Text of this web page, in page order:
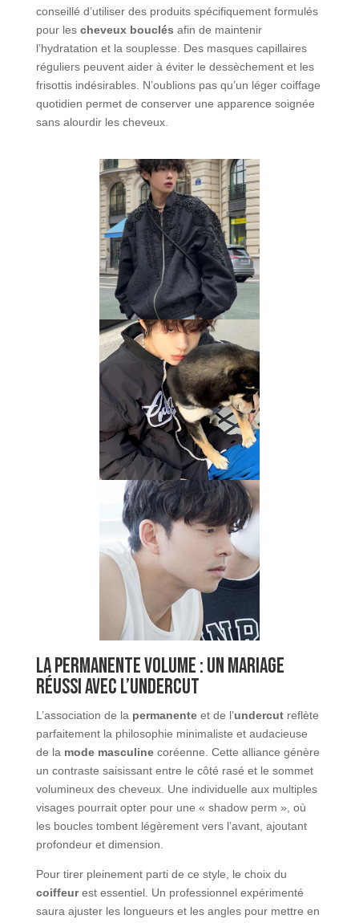
conseillé d’utiliser des produits spécifiquement formulés
pour les cheveux bouclés afin de maintenir
l’hydratation et la souplesse. Des masques capillaires
réguliers peuvent aider à éviter le dessèchement et les
frisottis indésirables. N’oublions pas qu’un léger coiffage
quotidien permet de conserver une apparence soignée
sans alourdir les cheveux.
La permanente volume : un mariage
réussi avec l’undercut
L’association de la permanenteet de l’undercutreflète
parfaitement la philosophie minimaliste et audacieuse
de la mode masculinecoréenne. Cette alliance génère
un contraste saisissant entre le côté rasé et le sommet
volumineux des cheveux. Une individuelle aux multiples
visages pourrait opter pour une « shadow perm », où
les boucles tombent légèrement vers l’avant, ajoutant
profondeur et dimension.
Pour tirer pleinement parti de ce style, le choix du
coiffeurest essentiel. Un professionnel expérimenté
saura ajuster les longueurs et les angles pour mettre en